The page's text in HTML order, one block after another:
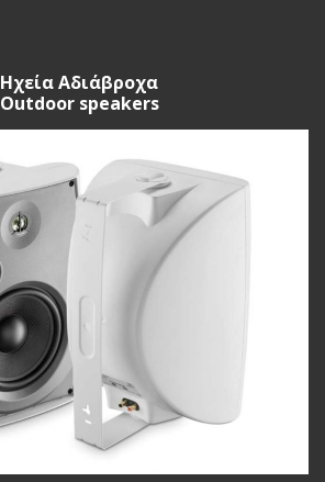
Ηχεία Αδιάβροχα
Outdoor speakers